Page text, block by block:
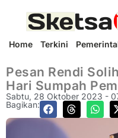
Home Terkini
Pesan Rendi
Hari Sumpah
Sabtu, 28 Oktober 2023 -
Bagikan: